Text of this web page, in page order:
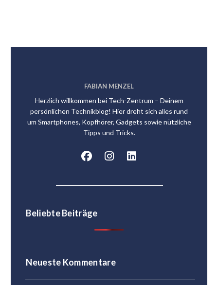
FABIAN MENZEL
Herzlich willkommen bei Tech-Zentrum – Deinem
persönlichen Technikblog! Hier dreht sich alles rund
um Smartphones, Kopfhörer, Gadgets sowie nützliche
Tipps und Tricks.
Beliebte Beiträge
Neueste Kommentare